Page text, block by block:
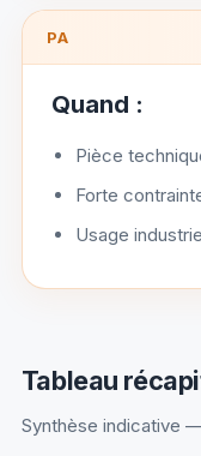
PA
Quand :
Pièce
Forte
Usage
Tableau
Synthèse indicative